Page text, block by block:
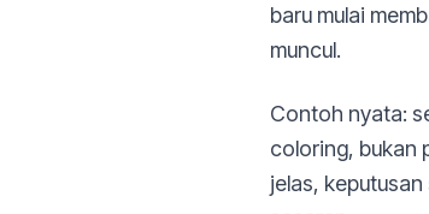
baru mulai
muncul.
Contoh nyata:
coloring, bukan
jelas,